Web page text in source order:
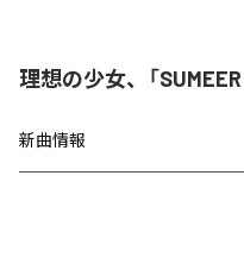
理想の少女、「
新曲情報